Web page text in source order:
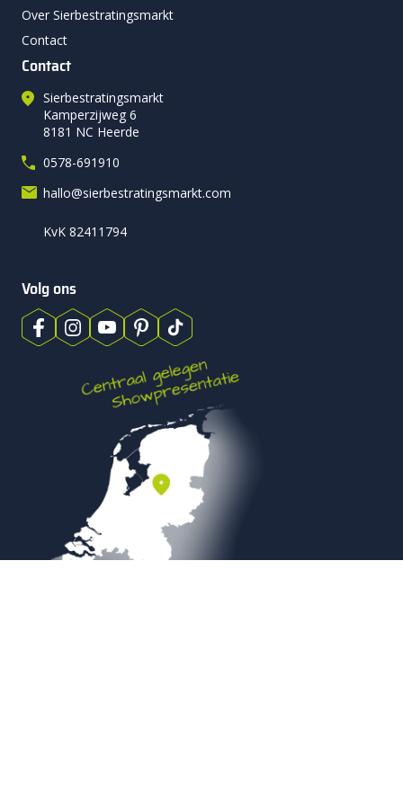
Over Sierbestratingsmarkt
Contact
Contact
Sierbestratingsmarkt
Kamperzijweg 6
8181 NC Heerde
0578-691910
hallo@sierbestratingsmarkt.com
KvK 82411794
Volg ons